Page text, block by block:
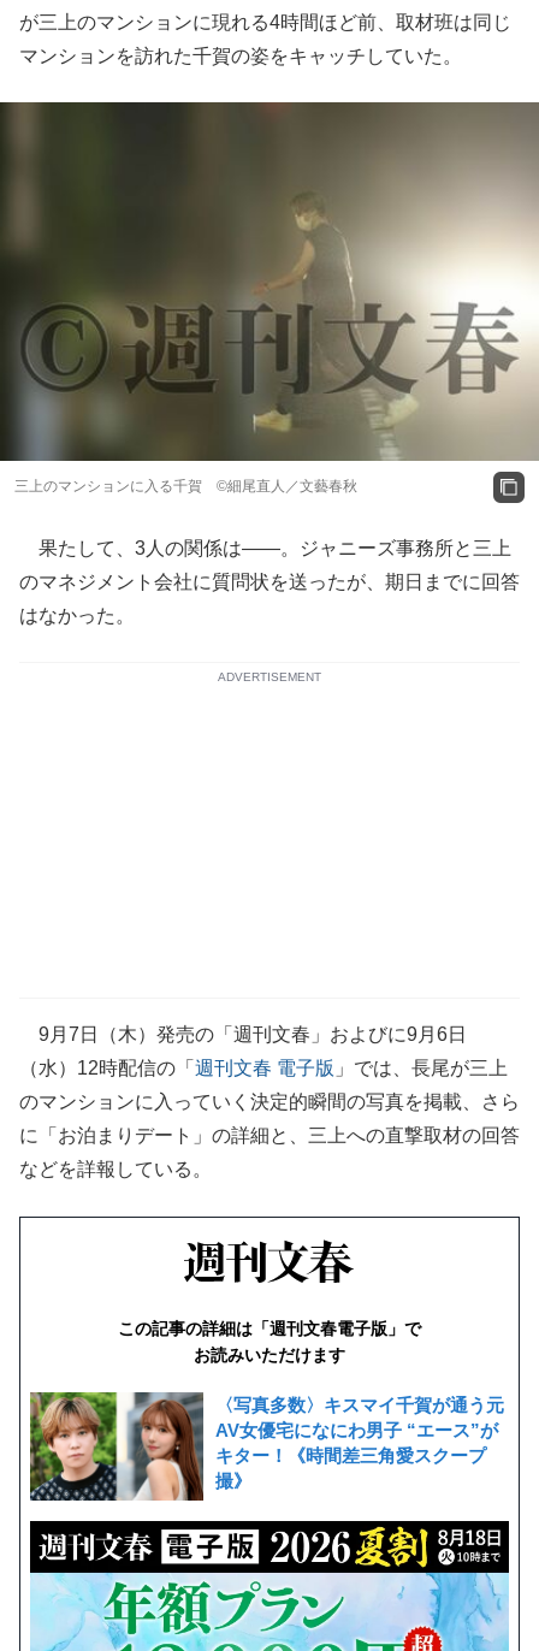
が三上のマンションに現れる4時間ほど前、取材班は同じ
マンションを訪れた千賀の姿をキャッチしていた。
三上のマンションに入る千賀 ©細尾直人／文藝春秋
果たして、3人の関係は――。ジャニーズ事務所と三上
のマネジメント会社に質問状を送ったが、期日までに回答
はなかった。
ADVERTISEMENT
9月7日（木）発売の「週刊文春」およびに9月6日
（水）12時配信の「 週刊文春 電子版 」では、長尾が三上
のマンションに入っていく決定的瞬間の写真を掲載、さら
に「お泊まりデート」の詳細と、三上への直撃取材の回答
などを詳報している。
この記事の詳細は「週刊文春電子版」で
お読みいただけます
〈写真多数〉キスマイ千賀が通う元
AV女優宅になにわ男子 “エース”が
キター！《時間差三角愛スクープ
撮》